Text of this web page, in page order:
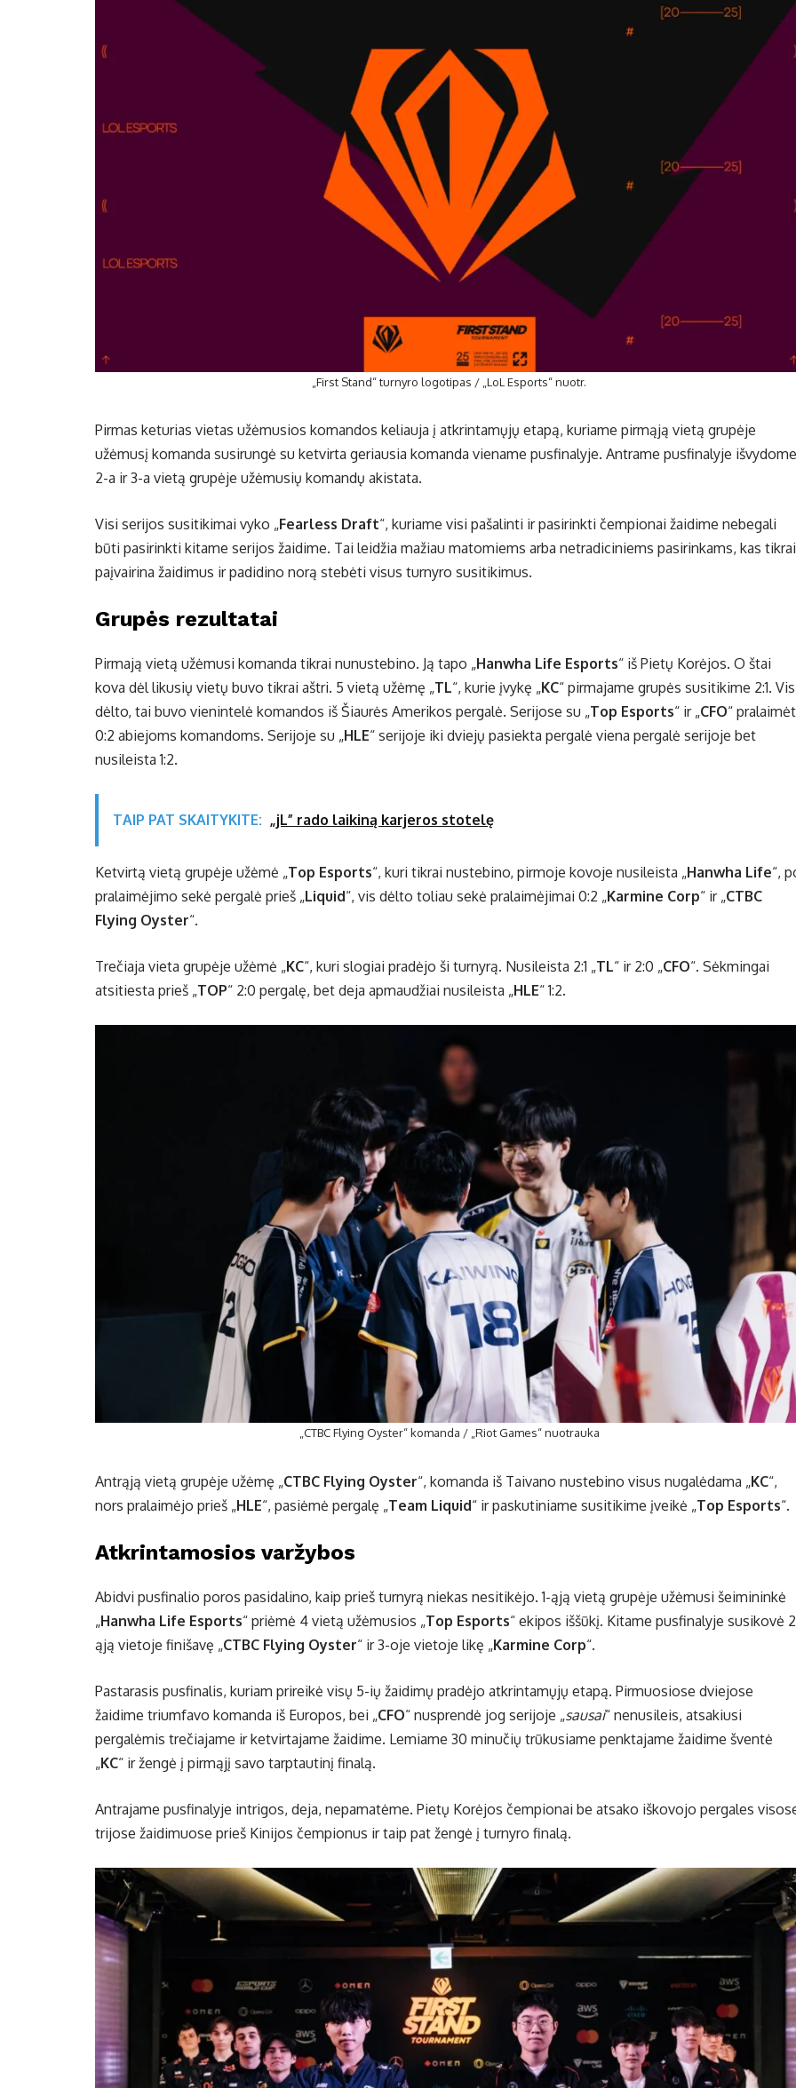
„First Stand“ turnyro logotipas / „LoL Esports“ nuotr.
Pirmas keturias vietas užėmusios komandos keliauja į atkrintamųjų etapą, kuriame pirmąją vietą grupėje
užėmusį komanda susirungė su ketvirta geriausia komanda viename pusfinalyje. Antrame pusfinalyje išvydome
2-a ir 3-a vietą grupėje užėmusių komandų akistata.
Visi serijos susitikimai vyko „Fearless Draft“, kuriame visi pašalinti ir pasirinkti čempionai žaidime nebegali
būti pasirinkti kitame serijos žaidime. Tai leidžia mažiau matomiems arba netradiciniems pasirinkams, kas tikrai
paįvairina žaidimus ir padidino norą stebėti visus turnyro susitikimus.
Grupės rezultatai
Pirmają vietą užėmusi komanda tikrai nunustebino. Ją tapo „Hanwha Life Esports“ iš Pietų Korėjos. O štai
kova dėl likusių vietų buvo tikrai aštri. 5 vietą užėmę „TL“, kurie įvykę „KC“ pirmajame grupės susitikime 2:1. Vis
dėlto, tai buvo vienintelė komandos iš Šiaurės Amerikos pergalė. Serijose su „Top Esports“ ir „CFO“
0:2 abiejoms komandoms. Serijoje su „HLE“ serijoje iki dviejų pasiekta pergalė viena pergalė serijoje bet
nusileista 1:2.
TAIP PAT SKAITYKITE: „jL” rado laikiną karjeros stotelę
Ketvirtą vietą grupėje užėmė „Top Esports“, kuri tikrai nustebino, pirmoje kovoje nusileista „Hanwha Life“,
pralaimėjimo sekė pergalė prieš „Liquid“, vis dėlto toliau sekė pralaimėjimai 0:2 „Karmine Corp“ ir „CTBC
Flying Oyster“.
Trečiaja vieta grupėje užėmė „KC“, kuri slogiai pradėjo ši turnyrą. Nusileista 2:1 „TL“ ir 2:0 „CFO“. Sėkmingai
atsitiesta prieš „TOP“ 2:0 pergalę, bet deja apmaudžiai nusileista „HLE“ 1:2.
„CTBC Flying Oyster“ komanda / „Riot Games“ nuotrauka
Antrąją vietą grupėje užėmę „CTBC Flying Oyster“, komanda iš Taivano nustebino visus nugalėdama „KC“,
nors pralaimėjo prieš „HLE“, pasiėmė pergalę „Team Liquid“ ir paskutiniame susitikime įveikė „Top Esports“.
Atkrintamosios varžybos
Abidvi pusfinalio poros pasidalino, kaip prieš turnyrą niekas nesitikėjo. 1-ąją vietą grupėje užėmusi šeimininkė
„Hanwha Life Esports“ priėmė 4 vietą užėmusios „Top Esports“ ekipos iššūkį. Kitame pusfinalyje susikovė
ąją vietoje finišavę „CTBC Flying Oyster“ ir 3-oje vietoje likę „Karmine Corp“.
Pastarasis pusfinalis, kuriam prireikė visų 5-ių žaidimų pradėjo atkrintamųjų etapą. Pirmuosiose dviejose
žaidime triumfavo komanda iš Europos, bei „CFO“ nusprendė jog serijoje „sausai“ nenusileis, atsakiusi
pergalėmis trečiajame ir ketvirtajame žaidime. Lemiame 30 minučių trūkusiame penktajame žaidime šventė
„KC“ ir žengė į pirmąjį savo tarptautinį finalą.
Antrajame pusfinalyje intrigos, deja, nepamatėme. Pietų Korėjos čempionai be atsako iškovojo pergales
trijose žaidimuose prieš Kinijos čempionus ir taip pat žengė į turnyro finalą.